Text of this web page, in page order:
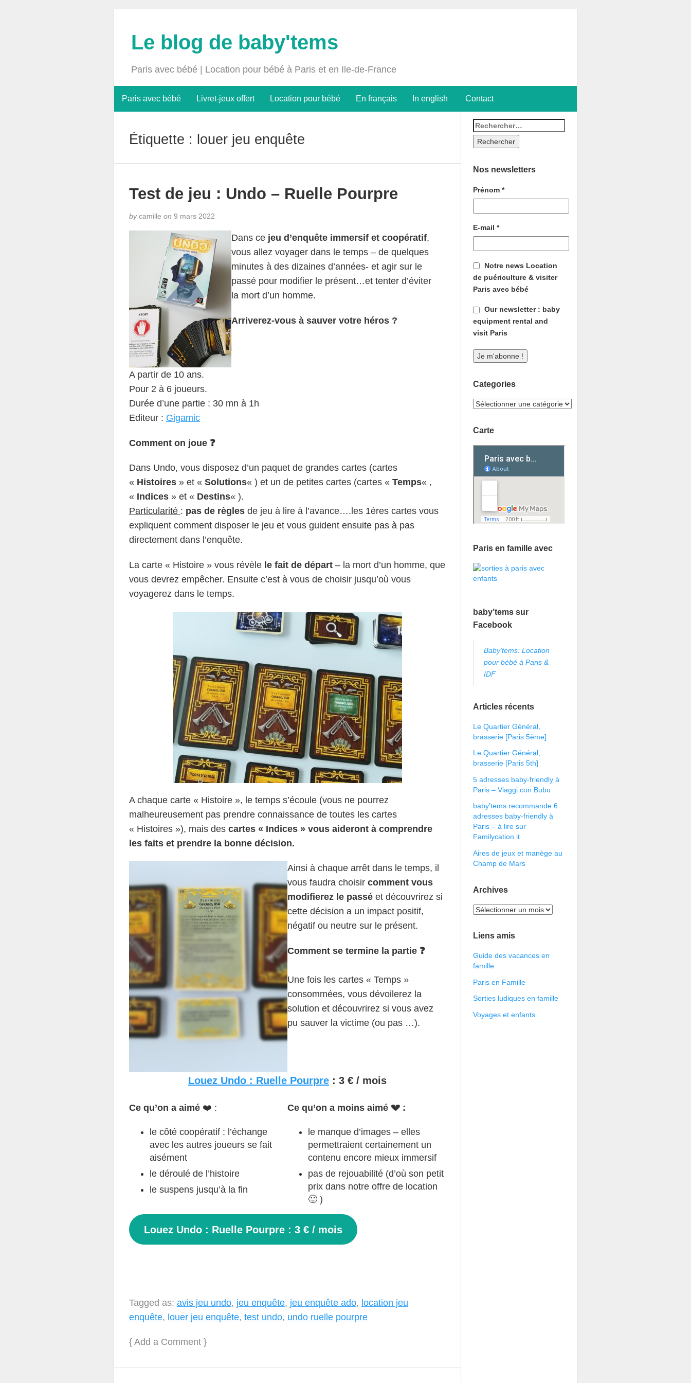
Le blog de baby'tems
Paris avec bébé | Location pour bébé à Paris et en Ile-de-France
Paris avec bébé Livret-jeux offert Location pour bébé En français In english Contact
Étiquette : louer jeu enquête
Test de jeu : Undo – Ruelle Pourpre
bycamille on 9 mars 2022
Dans ce jeu d’enquête immersif et coopératif,
vous allez voyager dans le temps – de quelques
minutes à des dizaines d’années- et agir sur le
passé pour modifier le présent…et tenter d’éviter
la mort d’un homme.
Arriverez-vous à sauver votre héros ?
A partir de 10 ans.
Pour 2 à 6 joueurs.
Durée d’une partie : 30 mn à 1h
Editeur : Gigamic
Comment on joue ❓
Dans Undo, vous disposez d’un paquet de grandes cartes (cartes
« Histoires» et « Solutions« ) et un de petites cartes (cartes « Temps« ,
« Indices» et « Destins« ).
Particularité : pas de règlesde jeu à lire à l’avance….les 1ères cartes vous
expliquent comment disposer le jeu et vous guident ensuite pas à pas
directement dans l’enquête.
La carte « Histoire » vous révèle le fait de départ– la mort d’un homme, que
vous devrez empêcher. Ensuite c’est à vous de choisir jusqu’où vous
voyagerez dans le temps.
A chaque carte « Histoire », le temps s’écoule (vous ne pourrez
malheureusement pas prendre connaissance de toutes les cartes
« Histoires »), mais des cartes « Indices » vous aideront à comprendre
les faits et prendre la bonne décision.
Ainsi à chaque arrêt dans le temps, il
vous faudra choisir comment vous
modifierez le passé et découvrirez si
cette décision a un impact positif,
négatif ou neutre sur le présent.
Comment se termine la partie ❓
Une fois les cartes « Temps »
consommées, vous dévoilerez la
solution et découvrirez si vous avez
pu sauver la victime (ou pas …).
Louez Undo : Ruelle Pourpre : 3 € / mois
Ce qu’on a aimé❤️ : Ce qu’on a moins aimé 💔 :
le côté coopératif : l’échange
avec les autres joueurs se fait
aisément
le déroulé de l’histoire
le suspens jusqu’à la fin
le manque d’images – elles
permettraient certainement un
contenu encore mieux immersif
pas de rejouabilité (d’où son petit
prix dans notre offre de location
🙂 )
Louez Undo : Ruelle Pourpre : 3 € / mois
Tagged as: avis jeu undo, jeu enquête, jeu enquête ado, location jeu
enquête, louer jeu enquête, test undo, undo ruelle pourpre
{ Add a Comment}
Nos newsletters
Prénom*
E-mail*
Notre news Location
de puériculture & visiter
Paris avec bébé
Our newsletter : baby
equipment rental and
visit Paris
Categories
Carte
Paris en famille avec
baby’tems sur
Facebook
Baby'tems: Location
pour bébé à Paris &
IDF
Articles récents
Le Quartier Général,
brasserie [Paris 5ème]
Le Quartier Général,
brasserie [Paris 5th]
5 adresses baby-friendly à
Paris – Viaggi con Bubu
baby’tems recommande 6
adresses baby-friendly à
Paris – à lire sur
Familycation.it
Aires de jeux et manège au
Champ de Mars
Archives
Liens amis
Guide des vacances en
famille
Paris en Famille
Sorties ludiques en famille
Voyages et enfants